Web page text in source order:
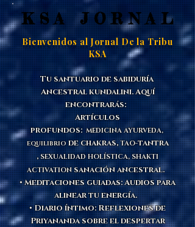
KSA JORNAL
KSA JORNAL
Bienvenidos al Jornal De la Tribu
KSA
Tu santuario de sabiduría
Ancestral kundalini. Aquí
encontrarás:
Artículos
profundos:MEDICINAAYURVEDA,
EQUILIBRIOde chakras,TAO-tantra
,SEXUALIDAD HOLÍSTICA, SHAKTI
ACTIVATIONsanación ancestral.
• Meditaciones guiadas: Audios para
alinear tu energía.
• Diario íntimo: Reflexiones de
Priyananda sobre el despertar